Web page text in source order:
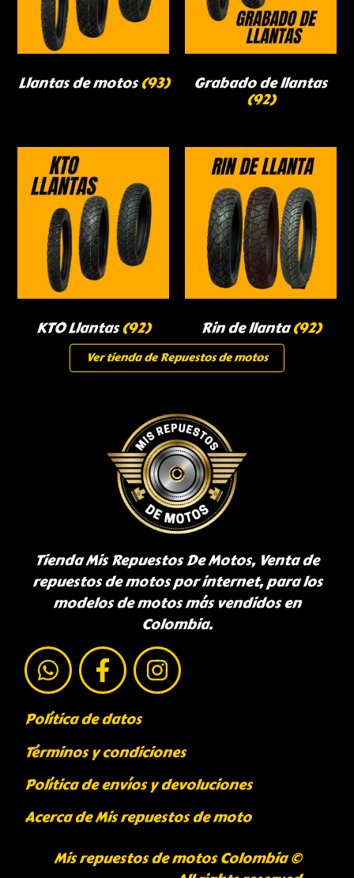
Llantas de motos(93) Grabado de llantas
(92)
KTO Llantas(92) Rin de llanta(92)
Ver tienda de Repuestos de motos
Tienda Mis Repuestos De Motos, Venta de
repuestos de motos por internet, para los
modelos de motos más vendidos en
Colombia.
Política de datos
Términos y condiciones
Política de envíos y devoluciones
Acerca de Mis repuestos de moto
Mis repuestos de motos Colombia ©